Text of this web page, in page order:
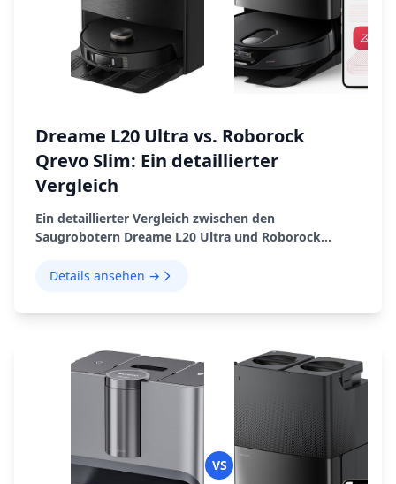
Dreame L20 Ultra vs. Roborock
Qrevo Slim: Ein detaillierter
Vergleich
Ein detaillierter Vergleich zwischen den
Saugrobotern Dreame L20 Ultra und Roborock
hervorhebt.
Details ansehen →
VS